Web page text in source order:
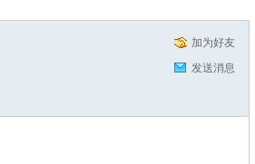
加为好友
发送消息